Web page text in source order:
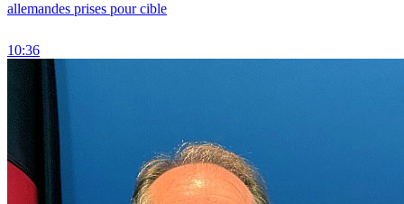
allemandes prises pour cible
10:36